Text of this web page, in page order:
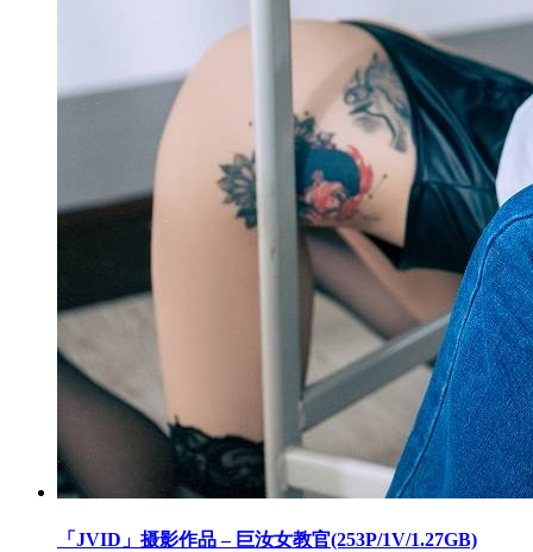
「JVID」摄影作品 – 巨汝女教官(253P/1V/1.27GB)